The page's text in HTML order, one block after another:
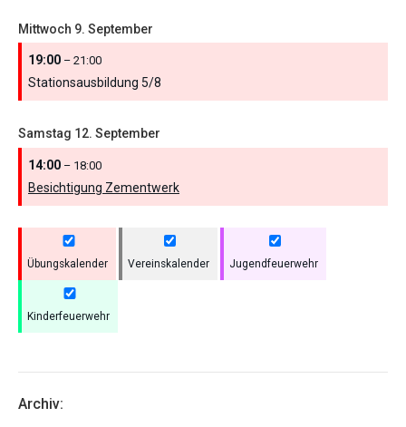
Mittwoch 9. September
19:00 – 21:00
Stationsausbildung 5/8
Samstag 12. September
14:00 – 18:00
Besichtigung Zementwerk
Übungskalender Vereinskalender Jugendfeuerwehr
Kinderfeuerwehr
Archiv: